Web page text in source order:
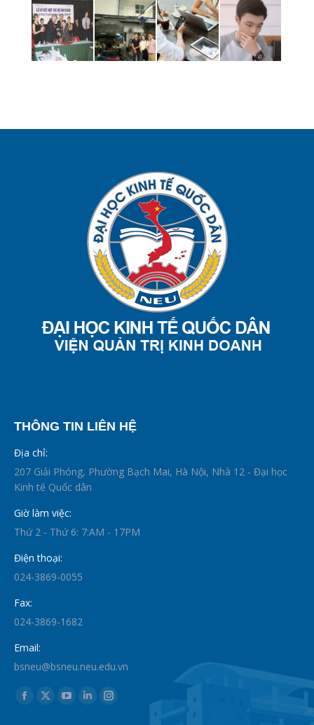
THÔNG TIN LIÊN HỆ
Địa chỉ:
207 Giải Phóng, Phường Bạch Mai, Hà Nội, Nhà 12 - Đại học
Kinh tế Quốc dân
Giờ làm việc:
Thứ 2 - Thứ 6: 7:AM - 17PM
Điện thoại:
024-3869-0055
Fax:
024-3869-1682
Email:
bsneu@bsneu.neu.edu.vn
Find us on:
Facebook
X
YouTube
LinkedinInstagram